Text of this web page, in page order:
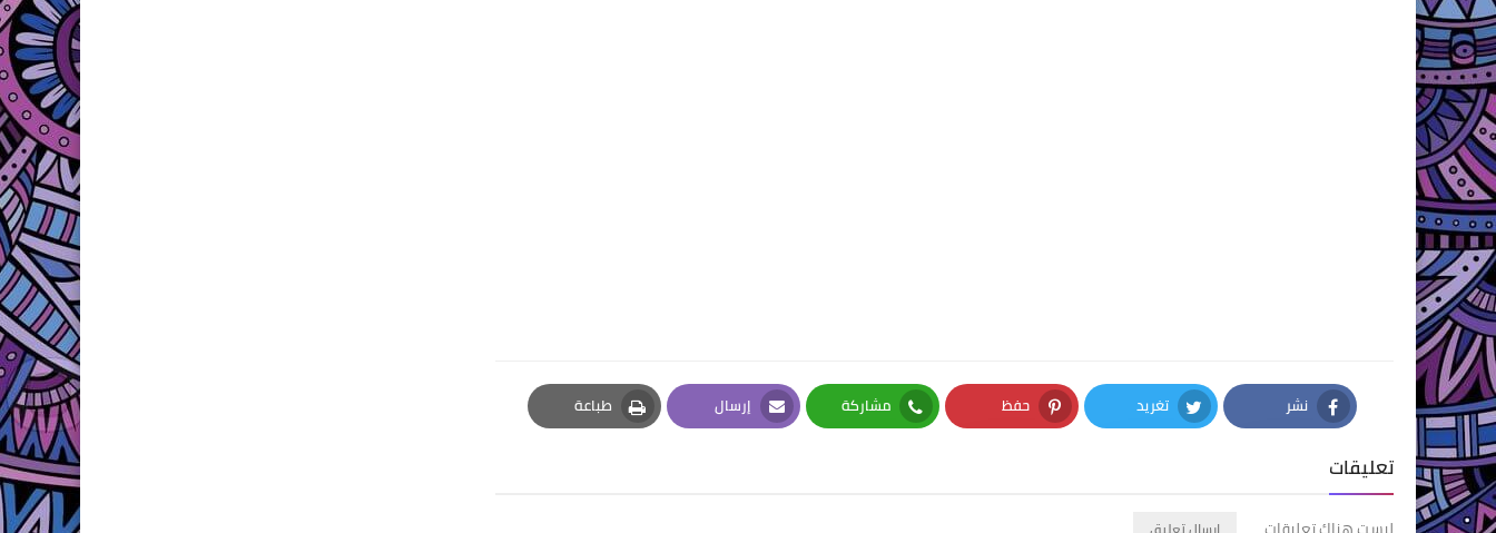
نشر
Facebook
تغريد
Twitter
حفظ
Pinterest
مشاركة
Whatsapp
إرسال
Email
طباعة
Print
تعليقات